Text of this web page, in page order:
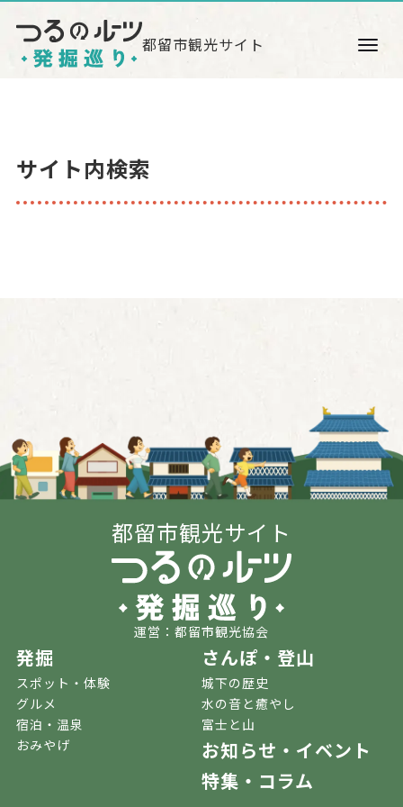
都留市観光サイト
サイト内検索
都留市観光サイト
運営：都留市観光協会
発掘
スポット・体験
グルメ
宿泊・温泉
おみやげ
さんぽ・登山
城下の歴史
水の音と癒やし
富士と山
お知らせ・イベント
特集・コラム